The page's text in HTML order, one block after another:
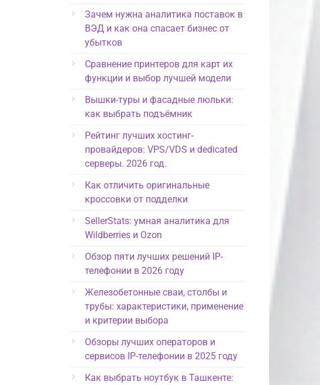
Зачем нужна аналитика поставок в
ВЭД и как она спасает бизнес от
убытков
Сравнение принтеров для карт их
функции и выбор лучшей модели
Вышки-туры и фасадные люльки:
как выбрать подъёмник
Рейтинг лучших хостинг-
провайдеров: VPS/VDS и dedicated
серверы. 2026 год.
Как отличить оригинальные
кроссовки от подделки
SellerStats: умная аналитика для
Wildberries и Ozon
Обзор пяти лучших решений IP-
телефонии в 2026 году
Железобетонные сваи, столбы и
трубы: характеристики, применение
и критерии выбора
Обзоры лучших операторов и
сервисов IP-телефонии в 2025 году
Как выбрать ноутбук в Ташкенте: